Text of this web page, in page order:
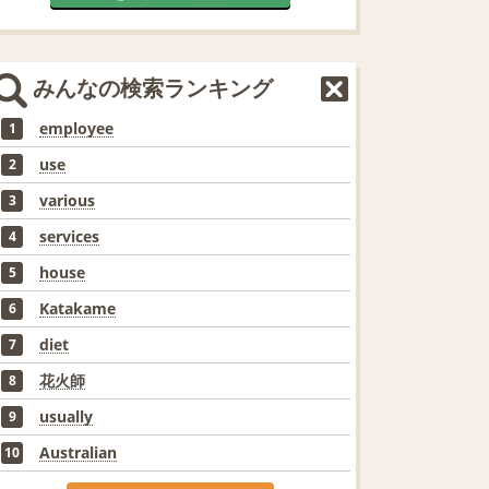
みんなの検索ランキング
1 employee
2 use
3 various
4 services
5 house
6 Katakame
7 diet
8 花火師
9 usually
10 Australian